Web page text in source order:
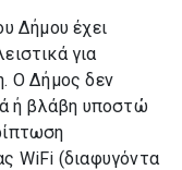
Δήμου έχει
για
Ο Δήμος δεν
ή βλάβη υποστώ
WiFi (διαφυγόντα